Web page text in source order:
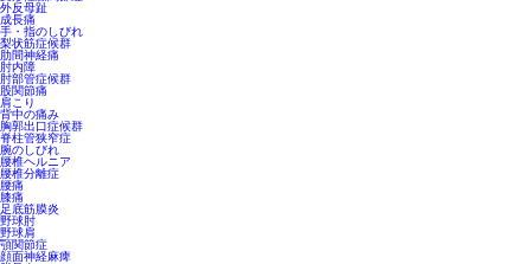
外反母趾
成長痛
手・指のしびれ
梨状筋症候群
肋間神経痛
肘内障
肘部管症候群
股関節痛
肩こり
背中の痛み
胸郭出口症候群
脊柱管狭窄症
腕のしびれ
腰椎ヘルニア
腰椎分離症
腰痛
膝痛
足底筋膜炎
野球肘
野球肩
顎関節症
顔面神経麻痺